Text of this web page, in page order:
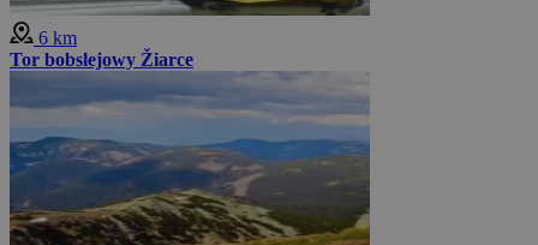
6 km
Tor bobslejowy Žiarce